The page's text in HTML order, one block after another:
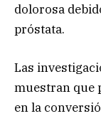
dolorosa
próstata.
Las
muestran que
en la